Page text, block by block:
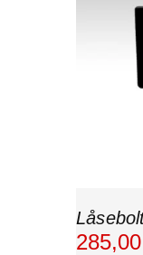
285,00